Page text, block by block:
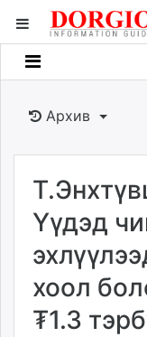
Мэдээллийн
Банк санхүү
Бизнес ААН
Төрийн
dorgio.mn
Gogo.mn
news.mn
Архив
Үүдэд
хоол
₮1.3